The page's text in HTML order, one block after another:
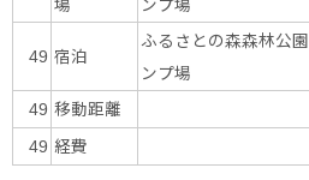
49 宿泊
ふるさとの森森林公
ンプ場
49 移動距離
49 経費